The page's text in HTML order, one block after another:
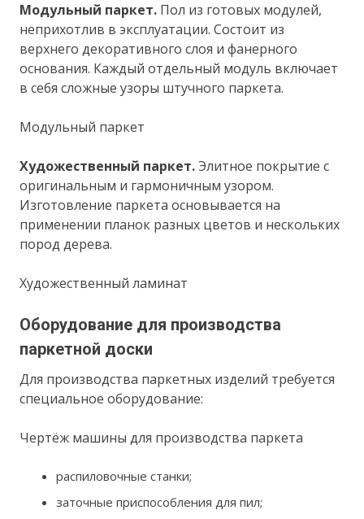
Модульный паркет. Пол из готовых модулей,
неприхотлив в эксплуатации. Состоит из
верхнего декоративного слоя и фанерного
основания. Каждый отдельный модуль включает
в себя сложные узоры штучного паркета.
Модульный паркет
Художественный паркет.Элитное покрытие с
оригинальным и гармоничным узором.
Изготовление паркета основывается на
применении планок разных цветов и нескольких
пород дерева.
Художественный ламинат
Оборудование для производства
паркетной доски
Для производства паркетных изделий требуется
специальное оборудование:
Чертёж машины для производства паркета
распиловочные станки;
заточные приспособления для пил;